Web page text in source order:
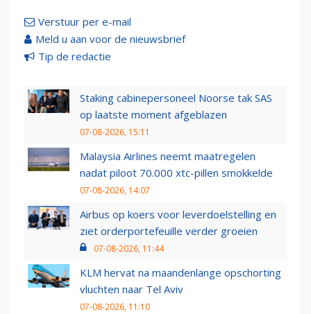
Verstuur per e-mail
Meld u aan voor de nieuwsbrief
Tip de redactie
Staking cabinepersoneel Noorse tak SAS
op laatste moment afgeblazen
07-08-2026, 15:11
Malaysia Airlines neemt maatregelen
nadat piloot 70.000 xtc-pillen smokkelde
07-08-2026, 14:07
Airbus op koers voor leverdoelstelling en
ziet orderportefeuille verder groeien
07-08-2026, 11:44
KLM hervat na maandenlange opschorting
vluchten naar Tel Aviv
07-08-2026, 11:10